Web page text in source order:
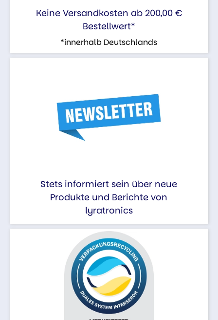
Keine Versandkosten ab 200,00 €
Bestellwert*
*innerhalb Deutschlands
Stets informiert sein über neue
Produkte und Berichte von
lyratronics